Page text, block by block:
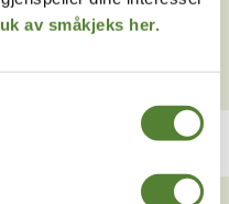
av småkjeks her.
Sabeltann?
FRA